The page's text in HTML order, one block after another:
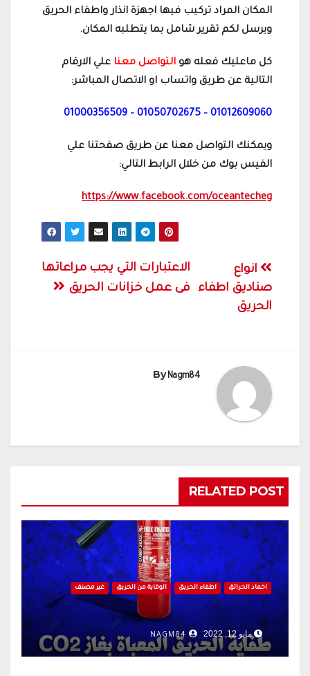
المكان المراد تركيب فيها اجهزة انذار واطفاء الحريق
ويرسل لكم تقرير شامل بما يتطلبه المكان.
كل ماعليك فعله هو التواصل معنا علي الارقام
التالية عن طريق واتساب او الاتصال المباشر:
01012609060 – 01050702675 – 01000356509
ويمكنك التواصل معنا عن طريق صفحتنا علي
الفيس بوك من خلال الرابط التالي:
https://www.facebook.com/oceantecheg
تصفّح
المقالات
الاعتبارات التي يجب مراعاتها
فى عمل خزانات الحريق
انواع
صناديق اطفاء
الحريق
ByNagm84
RELATED POST
اخماد الحرائق اطفاء الحريق الوقاية من الحريق غير مصنف
مايو 12, 2022